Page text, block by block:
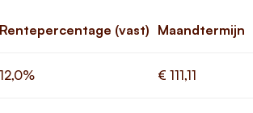
Rentepercentage (vast) Maandtermijn
12,0% € 111,11